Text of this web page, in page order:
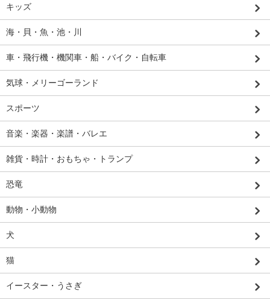
キッズ
海・貝・魚・池・川
車・飛行機・機関車・船・バイク・自転車
気球・メリーゴーランド
スポーツ
音楽・楽器・楽譜・バレエ
雑貨・時計・おもちゃ・トランプ
恐竜
動物・小動物
犬
猫
イースター・うさぎ